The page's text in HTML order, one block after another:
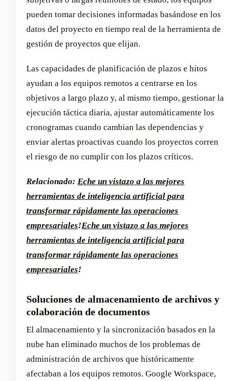
pueden tomar decisiones informadas basándose en los
datos del proyecto en tiempo real de la herramienta de
gestión de proyectos que elijan.
Las capacidades de planificación de plazos e hitos
ayudan a los equipos remotos a centrarse en los
objetivos a largo plazo y, al mismo tiempo, gestionar la
ejecución táctica diaria, ajustar automáticamente los
cronogramas cuando cambian las dependencias y
enviar alertas proactivas cuando los proyectos corren
el riesgo de no cumplir con los plazos críticos.
Relacionado: Eche un vistazo a las mejores
herramientas de inteligencia artificial para
transformar rápidamente las operaciones
empresariales!Eche un vistazo a las mejores
herramientas de inteligencia artificial para
transformar rápidamente las operaciones
empresariales!
Soluciones de almacenamiento de archivos y
colaboración de documentos
El almacenamiento y la sincronización basados en la
nube han eliminado muchos de los problemas de
administración de archivos que históricamente
afectaban a los equipos remotos. Google Workspace,